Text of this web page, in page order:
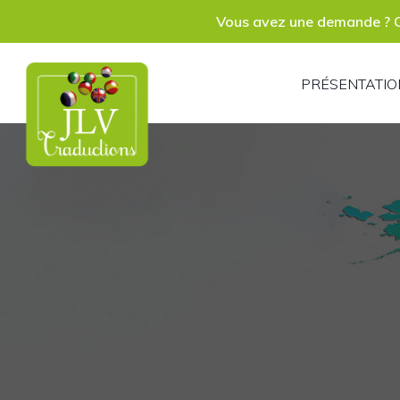
Vous avez une demande ?